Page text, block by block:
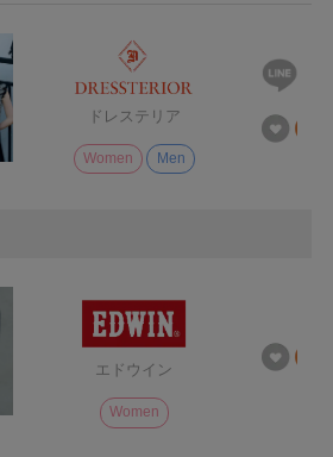
ドレステリア
Women Men
エドウイン
Women